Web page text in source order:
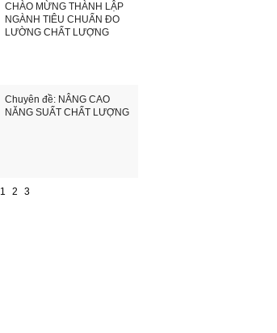
CHÀO MỪNG THÀNH LẬP
NGÀNH TIÊU CHUẨN ĐO
LƯỜNG CHẤT LƯỢNG
Chuyên đề: NÂNG CAO
NĂNG SUẤT CHẤT LƯỢNG
1 2 3